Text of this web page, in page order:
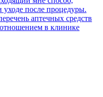
уходе после процедуры.
аптечных средств
в клинике